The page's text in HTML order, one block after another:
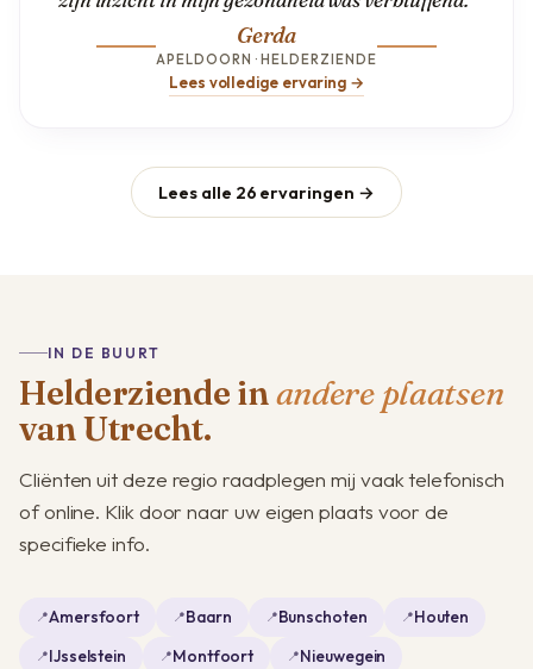
Gerda
APELDOORN · HELDERZIENDE
Lees volledige ervaring →
Lees alle 26 ervaringen →
IN DE BUURT
Helderziende inandere plaatsen
van Utrecht.
Cliënten uit deze regio raadplegen mij vaak telefonisch
of online. Klik door naar uw eigen plaats voor de
specifieke info.
Amersfoort Baarn Bunschoten
Houten
IJsselstein
Montfoort Nieuwegein